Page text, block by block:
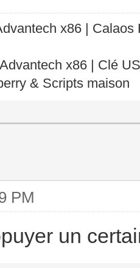
x86 |
x86 | Clé
& Scripts maison
PM
un